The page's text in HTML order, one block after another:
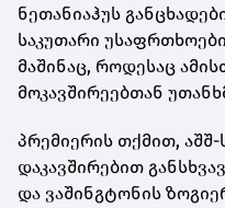
ნეთანიაჰუს
საკუთარი
მაშინაც, როდესაც
მოკავშირეებთან
პრემიერის თქმით,
დაკავშირებით
და ვაშინგტონის